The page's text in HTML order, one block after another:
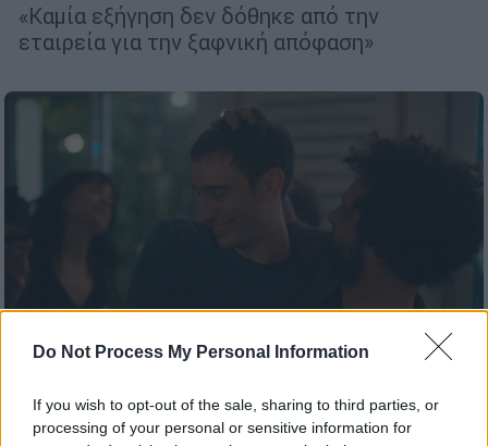
Do Not Process My Personal Information
If you wish to opt-out of the sale, sharing to third parties, or
processing of your personal or sensitive information for
«Καμία εξήγηση δεν δόθηκε από την
εταιρεία για την ξαφνική απόφαση»